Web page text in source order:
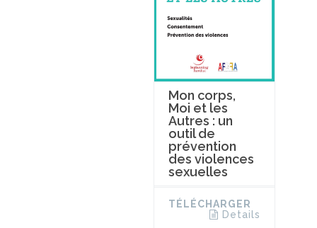
Mon corps,
Moi et les
Autres : un
outil de
prévention
des violences
sexuelles
TÉLÉCHARGER
Details